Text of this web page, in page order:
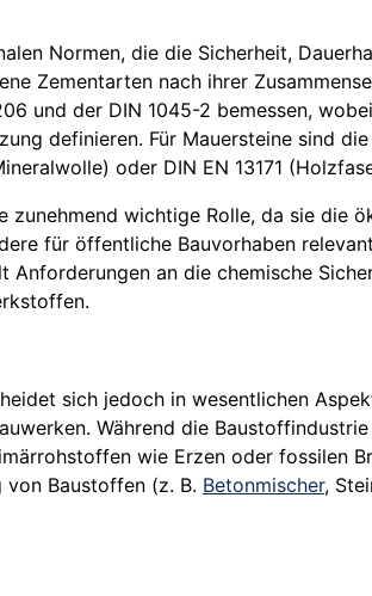
Normen, die die Sicherheit,
Zementarten nach ihrer
und der DIN 1045-2 bemessen,
definieren. Für Mauersteine sind
oder DIN EN 13171
wichtige Rolle, da sie die
für öffentliche Bauvorhaben
an die chemische
sich jedoch in wesentlichen
Während die
wie Erzen oder fossilen
Baustoffen (z. B. Betonmischer,